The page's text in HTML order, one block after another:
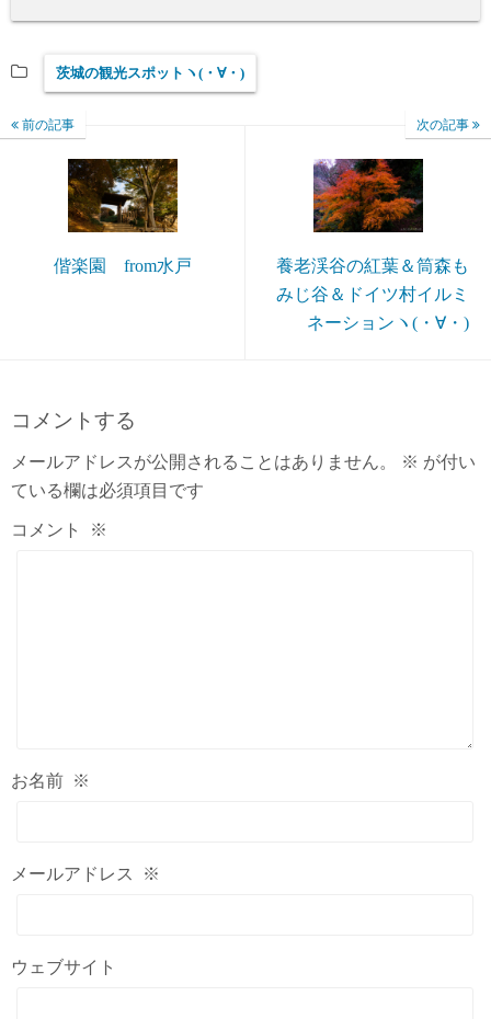
茨城の観光スポットヽ(・∀・)
前の記事
偕楽園 from水戸
次の記事
養老渓谷の紅葉＆筒森も
みじ谷＆ドイツ村イルミ
ネーションヽ(・∀・)
コメントする
メールアドレスが公開されることはありません。 ※ が付い
ている欄は必須項目です
コメント ※
お名前 ※
メールアドレス ※
ウェブサイト